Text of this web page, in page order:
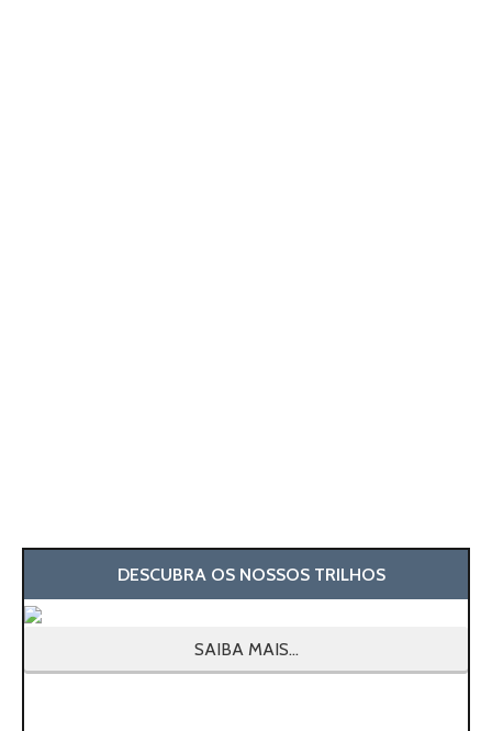
DESCUBRA OS NOSSOS TRILHOS
SAIBA MAIS...